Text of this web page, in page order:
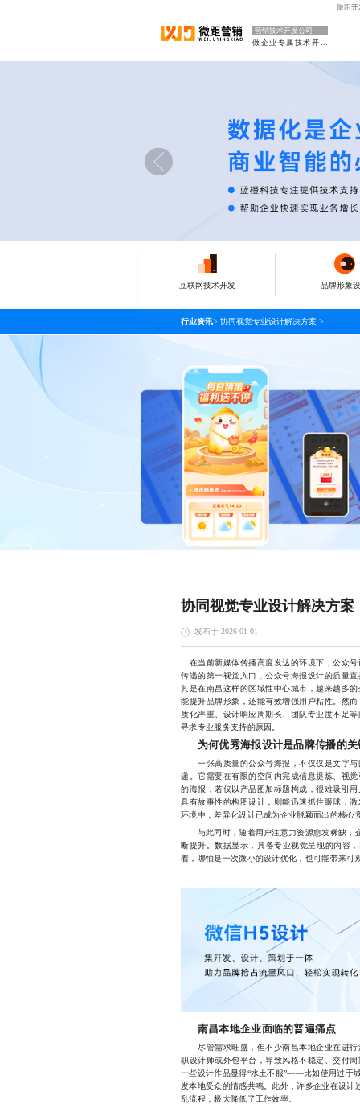
微距开
营销技术开发公司
做企业专属技术开发部门
互联网技术开发 品牌形象
行业资讯> 协同视觉专业设计解决方案 >
协同视觉专业设计解决方案
发布于 2026-01-01
在当前新媒体传播高度发达的环境下，公众
传递的第一视觉入口，公众号海报设计的质量
其是在南昌这样的区域性中心城市，越来越多
能提升品牌形象，还能有效增强用户粘性。然
质化严重、设计响应周期长、团队专业度不足
寻求专业服务支持的原因。
为何优秀海报设计是品牌传播的关
一张高质量的公众号海报，不仅仅是文字与
递。它需要在有限的空间内完成信息提炼、视
的海报，若仅以产品图加标题构成，很难吸引
具有故事性的构图设计，则能迅速抓住眼球，
环境中，差异化设计已成为企业脱颖而出的核心
与此同时，随着用户注意力资源愈发稀缺，
断提升。数据显示，具备专业视觉呈现的内容
着，哪怕是一次微小的设计优化，也可能带来可
南昌本地企业面临的普遍痛点
尽管需求旺盛，但不少南昌本地企业在进行
职设计师或外包平台，导致风格不稳定、交付
一些设计作品显得“水土不服”——比如使用过于
发本地受众的情感共鸣。此外，许多企业在设计
乱流程，极大降低了工作效率。